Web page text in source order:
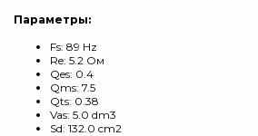
Параметры:
Fs: 89 Hz
Re: 5.2 Ом
Qes: 0.4
Qms: 7.5
Qts: 0.38
Vas: 5.0 dm3
Sd: 132.0 cm2